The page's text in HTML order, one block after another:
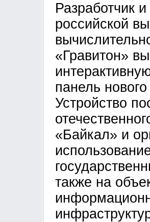
Разработчик
российской
«Гравитон»
панель
Устройство
«Байкал» и
также на